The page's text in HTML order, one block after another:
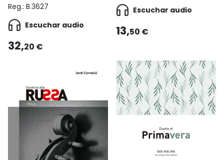
Reg.: B.3627
Escuchar audio
32,20 €
Escuchar audio
13,50 €